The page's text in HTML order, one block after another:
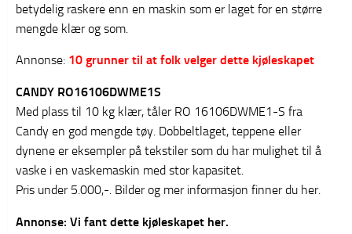
betydelig raskere enn en maskin som er laget for en større
mengde klær og som.
Annonse: 10 grunner til at folk velger dette kjøleskapet
CANDY RO16106DWME1S
Med plass til 10 kg klær, tåler RO 16106DWME1-S fra
Candy en god mengde tøy. Dobbeltlaget, teppene eller
dynene er eksempler på tekstiler som du har mulighet til å
vaske i en vaskemaskin med stor kapasitet.
Pris under 5.000,-. Bilder og mer informasjon finner du her.
Annonse: Vi fant dette kjøleskapet her.